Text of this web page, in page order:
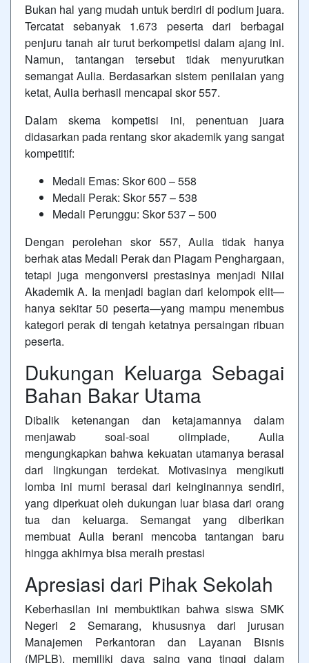
Bukan hal yang mudah untuk berdiri di podium juara.
Tercatat sebanyak 1.673 peserta dari berbagai
penjuru tanah air turut berkompetisi dalam ajang ini.
Namun, tantangan tersebut tidak menyurutkan
semangat Aulia. Berdasarkan sistem penilaian yang
ketat, Aulia berhasil mencapai skor 557.
Dalam skema kompetisi ini, penentuan juara
didasarkan pada rentang skor akademik yang sangat
kompetitif:
Medali Emas: Skor 600 – 558
Medali Perak: Skor 557 – 538
Medali Perunggu: Skor 537 – 500
Dengan perolehan skor 557, Aulia tidak hanya
berhak atas Medali Perak dan Piagam Penghargaan,
tetapi juga mengonversi prestasinya menjadi Nilai
Akademik A. Ia menjadi bagian dari kelompok elit—
hanya sekitar 50 peserta—yang mampu menembus
kategori perak di tengah ketatnya persaingan ribuan
peserta.
Dukungan Keluarga Sebagai
Bahan Bakar Utama
Dibalik ketenangan dan ketajamannya dalam
menjawab soal-soal olimpiade, Aulia
mengungkapkan bahwa kekuatan utamanya berasal
dari lingkungan terdekat. Motivasinya mengikuti
lomba ini murni berasal dari keinginannya sendiri,
yang diperkuat oleh dukungan luar biasa dari orang
tua dan keluarga. Semangat yang diberikan
membuat Aulia berani mencoba tantangan baru
hingga akhirnya bisa meraih prestasi
Apresiasi dari Pihak Sekolah
Keberhasilan ini membuktikan bahwa siswa SMK
Negeri 2 Semarang, khususnya dari jurusan
Manajemen Perkantoran dan Layanan Bisnis
(MPLB), memiliki daya saing yang tinggi dalam